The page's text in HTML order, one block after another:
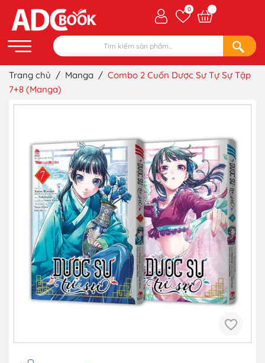
0
Trang chủ / Manga / Combo 2 Cuốn Dược Sư Tự Sự Tập
7+8 (Manga)